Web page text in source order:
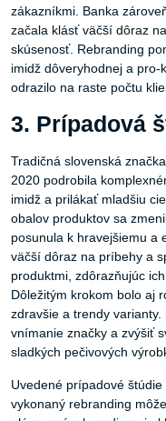
zákazníkmi. Banka
začala klásť väčší dôraz
skúsenosť. Rebranding
imidž dôveryhodnej a pro-
odrazilo na raste počtu
3. Prípadová
Tradičná slovenská
2020 podrobila
imidž a prilákať mladšiu
obalov produktov sa
posunula k hravejšiemu a
väčší dôraz na príbehy a
produktmi, zdôrazňujúc
Dôležitým krokom bolo aj
zdravšie a trendy
vnímanie značky a zvýšiť
sladkých pečivových
Uvedené prípadové
vykonaný rebranding